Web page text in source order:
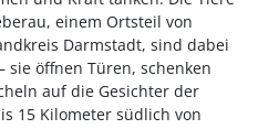
einem Ortsteil von
Darmstadt, sind dabei
sie öffnen Türen, schenken
auf die Gesichter der
15 Kilometer südlich von